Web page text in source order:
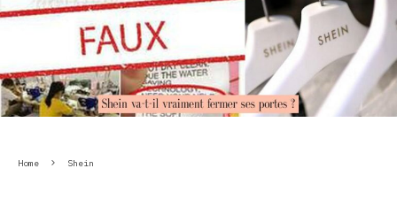
Home Shein